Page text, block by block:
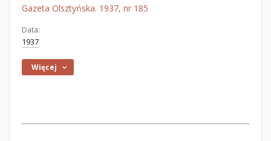
Gazeta Olsztyńska. 1937, nr 185
Data:
1937
Więcej